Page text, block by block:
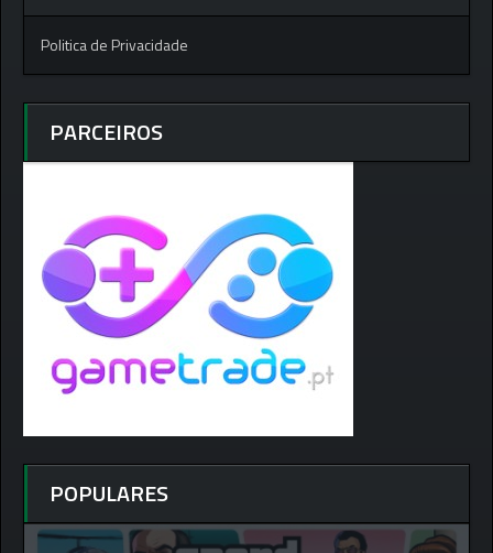
Politica de Privacidade
PARCEIROS
POPULARES